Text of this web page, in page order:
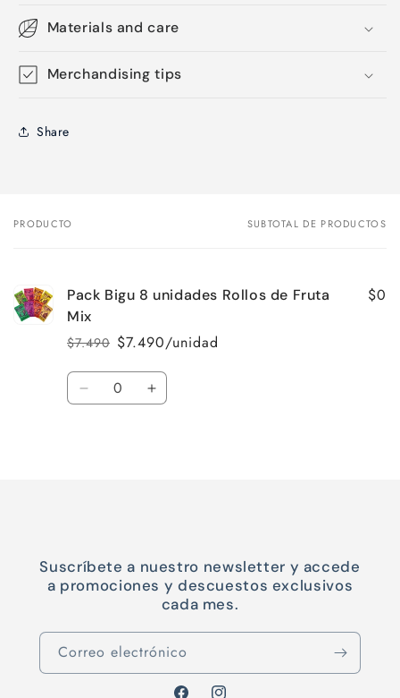
Materials and care
Merchandising tips
Share
Tu
PRODUCTO SUBTOTAL DE PRODUCTOS
Pack Bigu 8 unidades Rollos de Fruta
Mix
Precio
habitual
$7.490
Precio
de
oferta
$7.490/unidad
$0
Cantidad
Reducir
Aumentar
Suscríbete a nuestro newsletter y accede
a promociones y descuestos exclusivos
cada mes.
Correo electrónico